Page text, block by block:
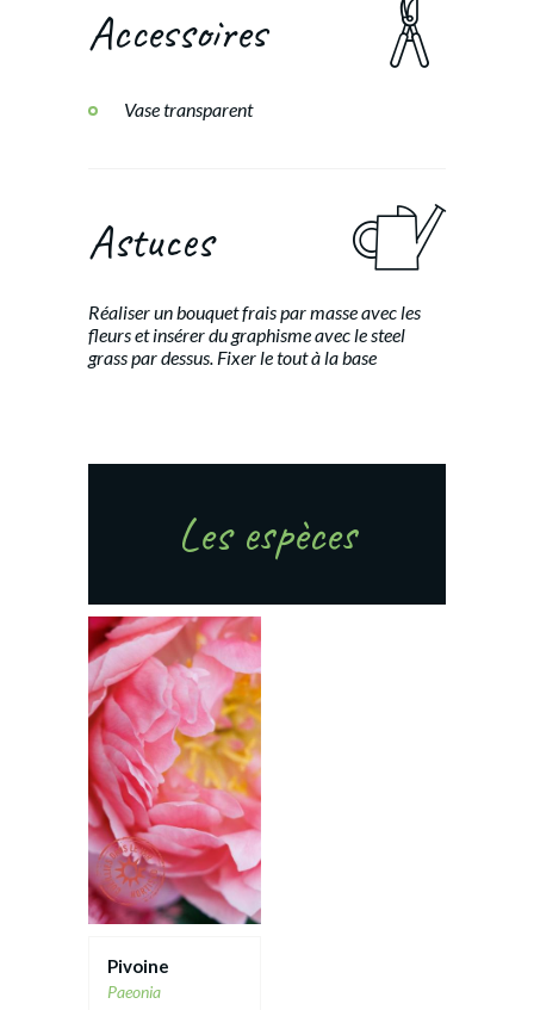
Accessoires
Vase transparent
Astuces
Réaliser un bouquet frais par masse avec les
fleurs et insérer du graphisme avec le steel
grass par dessus. Fixer le tout à la base
Les espèces
Pivoine
Paeonia